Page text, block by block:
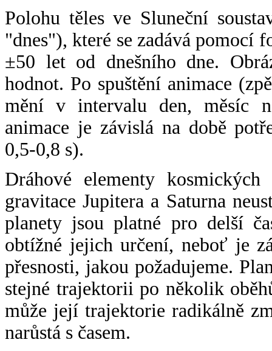
Polohu těles ve Sluneční
"dnes"), které se zadává pomocí
±50 let od dnešního dne.
hodnot. Po spuštění animace
mění v intervalu den, měsíc
animace je závislá na době
0,5-0,8 s).
Dráhové elementy
gravitace Jupitera a Saturna
planety jsou platné pro delší
obtížné jejich určení, neboť je
přesnosti, jakou požadujeme.
stejné trajektorii po několik
může její trajektorie radikálně
narůstá s časem.